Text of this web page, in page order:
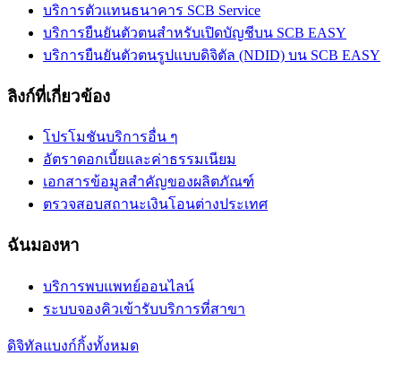
บริการตัวแทนธนาคาร SCB Service
บริการยืนยันตัวตนสำหรับเปิดบัญชีบน SCB EASY
บริการยืนยันตัวตนรูปแบบดิจิตัล (NDID) บน SCB EASY
ลิงก์ที่เกี่ยวข้อง
โปรโมชันบริการอื่น ๆ
อัตราดอกเบี้ยและค่าธรรมเนียม
เอกสารข้อมูลสำคัญของผลิตภัณฑ์
ตรวจสอบสถานะเงินโอนต่างประเทศ
ฉันมองหา
บริการพบแพทย์ออนไลน์
ระบบจองคิวเข้ารับบริการที่สาขา
ดิจิทัลแบงก์กิ้งทั้งหมด